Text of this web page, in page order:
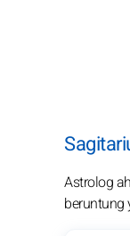
Astrolog
beruntung